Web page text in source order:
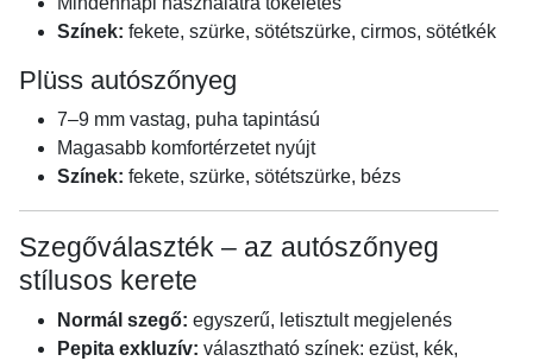
Színek: fekete, szürke, sötétszürke, cirmos, sötétkék
Plüss autószőnyeg
7–9 mm vastag, puha tapintású
Magasabb komfortérzetet nyújt
Színek: fekete, szürke, sötétszürke, bézs
Szegőválaszték – az autószőnyeg
stílusos kerete
Normál szegő: egyszerű, letisztult megjelenés
Pepita exkluzív: választható színek: ezüst, kék,